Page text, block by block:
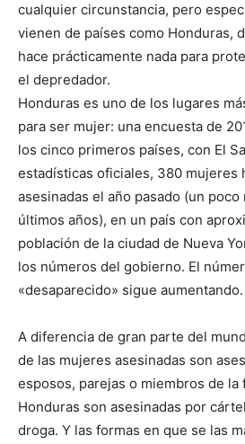
cualquier circunstancia, pero
vienen de países como Honduras,
hace prácticamente nada para
el depredador.
Honduras es uno de los lugares
para ser mujer: una encuesta de
los cinco primeros países, con El
estadísticas oficiales, 380 mujeres
asesinadas el año pasado (un
últimos años), en un país con
población de la ciudad de Nueva
los números del gobierno. El
«desaparecido» sigue aumentando.
A diferencia de gran parte del
de las mujeres asesinadas son
esposos, parejas o miembros de la
Honduras son asesinadas por
droga. Y las formas en que se las